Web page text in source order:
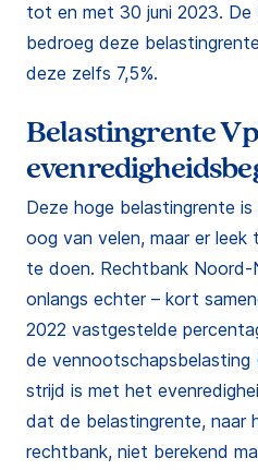
tot en met 30 juni 2023.
bedroeg deze
deze zelfs 7,5%.
Belastingrente
Deze hoge belastingrente
oog van velen, maar er
te doen. Rechtbank Noord-
onlangs echter – kort
2022 vastgestelde
de vennootschapsbelasting
strijd is met het
dat de belastingrente, naar
rechtbank, niet berekend